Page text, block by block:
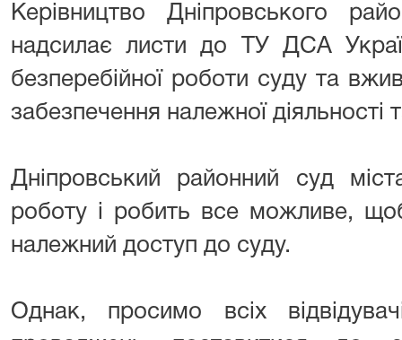
Керівництво Дніпровського
надсилає листи до ТУ ДСА
безперебійної роботи суду та
забезпечення належної діяльності
Дніпровський районний суд
роботу і робить все можливе,
належний доступ до суду.
Однак, просимо всіх